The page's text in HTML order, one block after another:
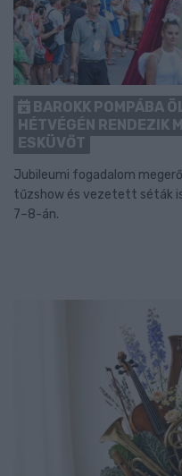
BAROKK POMPÁBA
HÉTVÉGÉN RENDEZIK
ESKÜVŐT
Jubileumi fogadalom
tűzshow és vezetett séták
7–8-án.